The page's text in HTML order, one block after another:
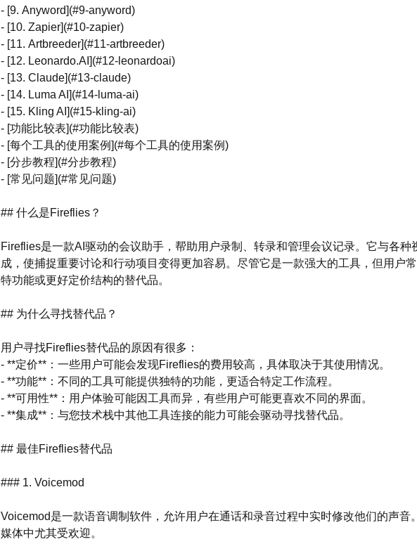
- [9. Anyword](#9-anyword)
- [10. Zapier](#10-zapier)
- [11. Artbreeder](#11-artbreeder)
- [12. Leonardo.AI](#12-leonardoai)
- [13. Claude](#13-claude)
- [14. Luma AI](#14-luma-ai)
- [15. Kling AI](#15-kling-ai)
- [功能比较表](#功能比较表)
- [每个工具的使用案例](#每个工具的使用案例)
- [分步教程](#分步教程)
- [常见问题](#常见问题)
## 什么是Fireflies？
Fireflies是一款AI驱动的会议助手，帮助用户录制、转录和管理会议记录。它与各种
成，使捕捉重要讨论和行动项目变得更加容易。尽管它是一款强大的工具，但用户
特功能或更好定价结构的替代品。
## 为什么寻找替代品？
用户寻找Fireflies替代品的原因有很多：
- **定价**：一些用户可能会发现Fireflies的费用较高，具体取决于其使用情况。
- **功能**：不同的工具可能提供独特的功能，更适合特定工作流程。
- **可用性**：用户体验可能因工具而异，有些用户可能更喜欢不同的界面。
- **集成**：与您技术栈中其他工具连接的能力可能会驱动寻找替代品。
## 最佳Fireflies替代品
### 1. Voicemod
Voicemod是一款语音调制软件，允许用户在通话和录音过程中实时修改他们的声音
媒体中尤其受欢迎。